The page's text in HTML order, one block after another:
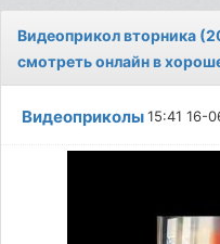
Видеоприкол вторника
смотреть онлайн в
Видеоприколы15:41 16-